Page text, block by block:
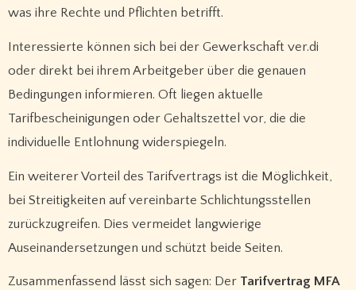
was ihre Rechte und Pflichten betrifft.
Interessierte können sich bei der Gewerkschaft ver.di
oder direkt bei ihrem Arbeitgeber über die genauen
Bedingungen informieren. Oft liegen aktuelle
Tarifbescheinigungen oder Gehaltszettel vor, die die
individuelle Entlohnung widerspiegeln.
Ein weiterer Vorteil des Tarifvertrags ist die Möglichkeit,
bei Streitigkeiten auf vereinbarte Schlichtungsstellen
zurückzugreifen. Dies vermeidet langwierige
Auseinandersetzungen und schützt beide Seiten.
Zusammenfassend lässt sich sagen: Der Tarifvertrag MFA